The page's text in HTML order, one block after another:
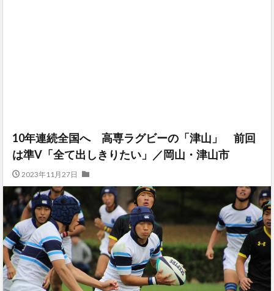
10年連続全国へ 高専ラグビーの「津山」 前回
は準V「全て出しきりたい」／岡山・津山市
2023年11月27日